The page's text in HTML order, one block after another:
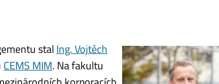
stal Ing. Vojtěch
CEMS MIM. Na fakultu